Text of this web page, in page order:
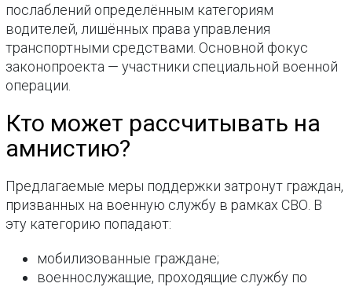
послаблений определённым категориям
водителей, лишённых права управления
транспортными средствами. Основной фокус
законопроекта — участники специальной военной
операции.
Кто может рассчитывать на
амнистию?
Предлагаемые меры поддержки затронут граждан,
призванных на военную службу в рамках СВО. В
эту категорию попадают:
мобилизованные граждане;
военнослужащие, проходящие службу по